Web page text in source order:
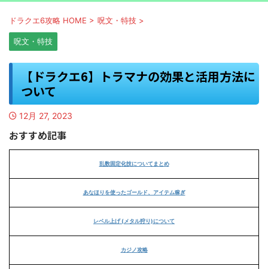
ドラクエ6攻略 HOME > 呪文・特技 >
呪文・特技
【ドラクエ6】トラマナの効果と活用方法に
ついて
12月 27, 2023
おすすめ記事
乱数固定化技についてまとめ
あなほりを使ったゴールド、アイテム稼ぎ
レベル上げ (メタル狩り)について
カジノ攻略